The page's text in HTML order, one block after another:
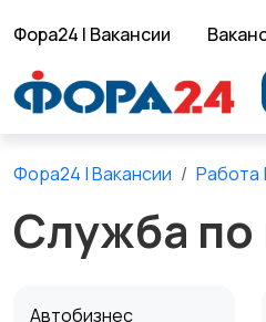
Фора24 | Вакансии
Фора24 | Вакансии Работа
Служба по
Автобизнес